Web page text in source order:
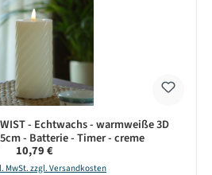
- Echtwachs - warmweiße 3D
- Batterie - Timer - creme
Regulärer Preis:
10,79 €
MwSt. zzgl. Versandkosten